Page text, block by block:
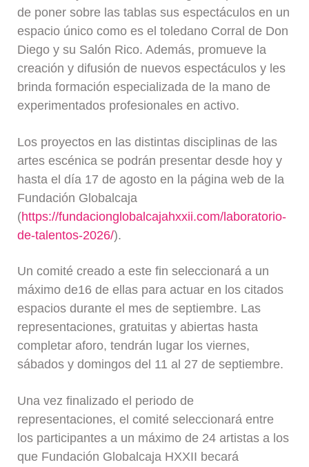
de poner sobre las tablas sus espectáculos en un
espacio único como es el toledano Corral de Don
Diego y su Salón Rico. Además, promueve la
creación y difusión de nuevos espectáculos y les
brinda formación especializada de la mano de
experimentados profesionales en activo.
Los proyectos en las distintas disciplinas de las
artes escénica se podrán presentar desde hoy y
hasta el día 17 de agosto en la página web de la
Fundación Globalcaja
(https://fundacionglobalcajahxxii.com/laboratorio-
de-talentos-2026/).
Un comité creado a este fin seleccionará a un
máximo de16 de ellas para actuar en los citados
espacios durante el mes de septiembre. Las
representaciones, gratuitas y abiertas hasta
completar aforo, tendrán lugar los viernes,
sábados y domingos del 11 al 27 de septiembre.
Una vez finalizado el periodo de
representaciones, el comité seleccionará entre
los participantes a un máximo de 24 artistas a los
que Fundación Globalcaja HXXII becará